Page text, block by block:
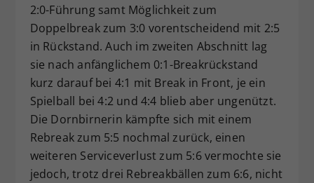
2:0-Führung samt Möglichkeit zum
Doppelbreak zum 3:0 vorentscheidend mit 2:5
in Rückstand. Auch im zweiten Abschnitt lag
sie nach anfänglichem 0:1-Breakrückstand
kurz darauf bei 4:1 mit Break in Front, je ein
Spielball bei 4:2 und 4:4 blieb aber ungenützt.
Die Dornbirnerin kämpfte sich mit einem
Rebreak zum 5:5 nochmal zurück, einen
weiteren Serviceverlust zum 5:6 vermochte sie
jedoch, trotz drei Rebreakbällen zum 6:6, nicht